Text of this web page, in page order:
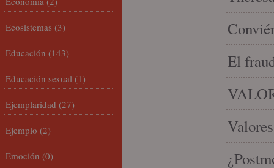
El
Ecosistemas (3)
Educación (143)
Educación sexual (1)
Ejemplaridad (27)
Ejemplo (2)
Emoción (0)